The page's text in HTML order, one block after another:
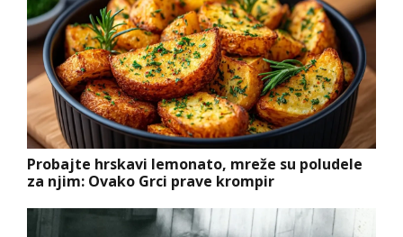
Probajte hrskavi lemonato, mreže su poludele
za njim: Ovako Grci prave krompir